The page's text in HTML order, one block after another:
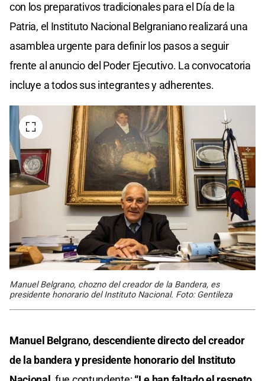
con los preparativos tradicionales para el Día de la
Patria, el Instituto Nacional Belgraniano realizará una
asamblea urgente para definir los pasos a seguir
frente al anuncio del Poder Ejecutivo. La convocatoria
incluye a todos sus integrantes y adherentes.
Manuel Belgrano, chozno del creador de la Bandera, es
presidente honorario del Instituto Nacional. Foto: Gentileza
Manuel Belgrano, descendiente directo del creador
de la bandera y presidente honorario del Instituto